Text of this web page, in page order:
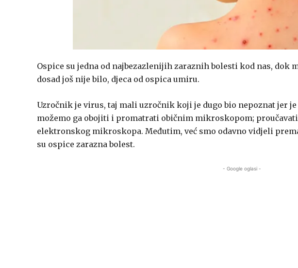
Ospice su jedna od najbezazlenijih zaraznih bolesti kod nas, dok
dosad još nije bilo, djeca od ospica umiru.
Uzročnik je virus, taj mali uzročnik koji je dugo bio nepoznat jer
možemo ga obojiti i promatrati običnim mikroskopom;
elektronskog mikroskopa. Međutim, već smo odavno vidjeli
su ospice zarazna bolest.
- Google oglasi -